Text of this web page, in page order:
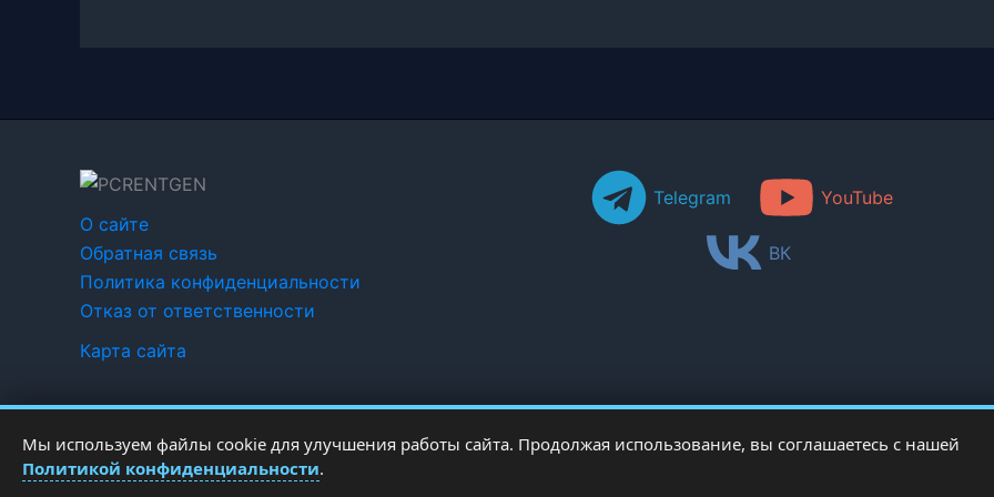
О сайте
Обратная связь
Политика конфиденциальности
Отказ от ответственности
Карта сайта
Telegram YouTube
ВК
Мы используем файлы cookie для улучшения работы сайта. Продолжая использование, вы соглашаетесь с нашей
Политикой конфиденциальности.